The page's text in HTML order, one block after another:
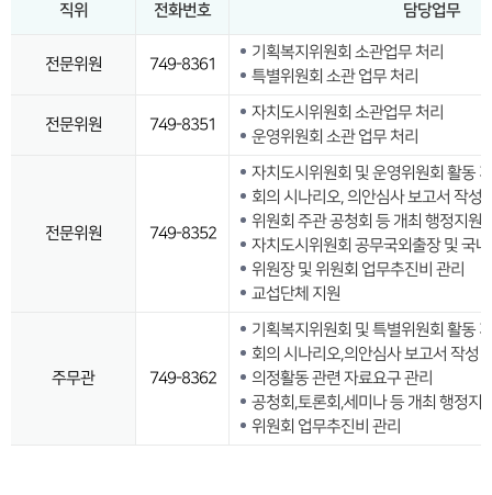
직위 전화번호 담당업무
전문위원 749-8361
기획복지위원회 소관업무 처리
특별위원회 소관 업무 처리
전문위원 749-8351
자치도시위원회 소관업무 처리
운영위원회 소관 업무 처리
전문위원 749-8352
자치도시위원회 및 운영위원회 활동
회의 시나리오, 의안심사 보고서 작성
위원회 주관 공청회 등 개최 행정지원
자치도시위원회 공무국외출장 및 국
위원장 및 위원회 업무추진비 관리
교섭단체 지원
주무관 749-8362
기획복지위원회 및 특별위원회 활동
회의 시나리오,의안심사 보고서 작성
의정활동 관련 자료요구 관리
공청회,토론회,세미나 등 개최 행정지
위원회 업무추진비 관리